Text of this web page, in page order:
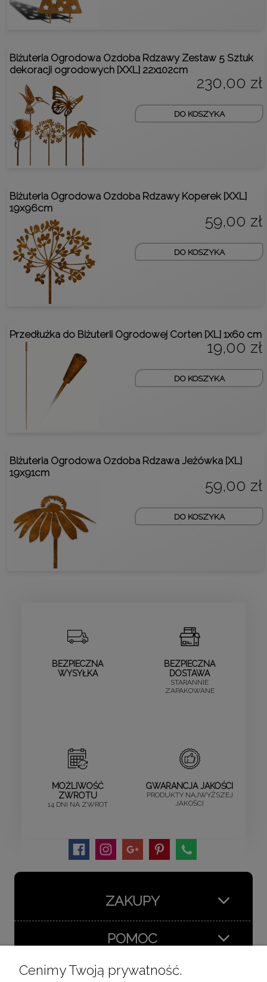
Biżuteria Ogrodowa Ozdoba Rdzawy Zestaw 5 Sztuk
dekoracji ogrodowych [XXL] 22x102cm
230,00 zł
DO KOSZYKA
Biżuteria Ogrodowa Ozdoba Rdzawy Koperek [XXL]
19x96cm
59,00 zł
DO KOSZYKA
Przedłużka do Biżuterii Ogrodowej Corten [XL] 1x60 cm
19,00 zł
DO KOSZYKA
Biżuteria Ogrodowa Ozdoba Rdzawa Jeżówka [XL]
19x91cm
59,00 zł
DO KOSZYKA
BEZPIECZNA
WYSYŁKA
BEZPIECZNA
DOSTAWA
STARANNIE
ZAPAKOWANE
MOŻLIWOŚĆ
ZWROTU
14 DNI NA ZWROT
GWARANCJA JAKOŚCI
PRODUKTY NAJWYŻSZEJ
JAKOŚCI
ZAKUPY
POMOC
MOJE KONTO
Cenimy Twoją prywatność.